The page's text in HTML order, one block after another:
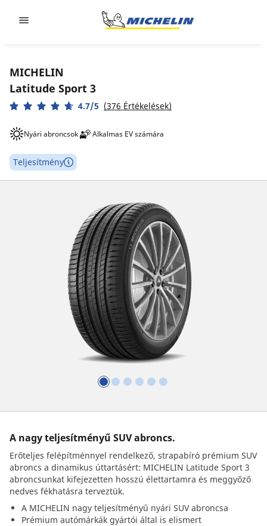
MICHELIN
Latitude Sport 3
4.7/5 (376 Értékelések)
Nyári abroncsok Alkalmas EV számára
Teljesítmény
A nagy teljesítményű SUV abroncs.
Erőteljes felépítménnyel rendelkező, strapabíró prémium SUV
abroncs a dinamikus úttartásért: MICHELIN Latitude Sport 3
abroncsunkat kifejezetten hosszú élettartamra és meggyőző
nedves fékhatásra terveztük.
A MICHELIN nagy teljesítményű nyári SUV abroncsa
Prémium autómárkák gyártói által is elismert